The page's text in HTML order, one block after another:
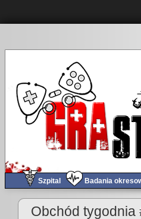
Szpital Badania
Obchód tygodnia